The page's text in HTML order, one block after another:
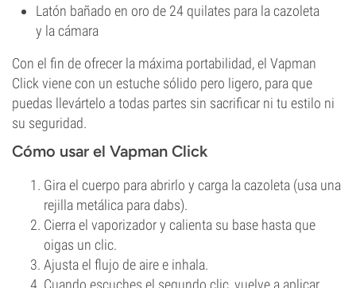
Latón bañado en oro de 24 quilates para la cazoleta
y la cámara
Con el fin de ofrecer la máxima portabilidad, el Vapman
Click viene con un estuche sólido pero ligero, para que
puedas llevártelo a todas partes sin sacrificar ni tu estilo ni
su seguridad.
Cómo usar el Vapman Click
Gira el cuerpo para abrirlo y carga la cazoleta (usa una
rejilla metálica para dabs).
Cierra el vaporizador y calienta su base hasta que
oigas un clic.
Ajusta el flujo de aire e inhala.
Cuando escuches el segundo clic, vuelve a aplicar